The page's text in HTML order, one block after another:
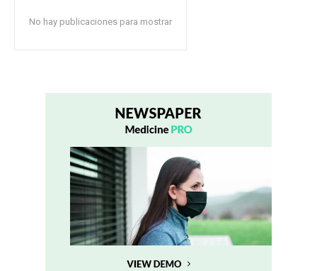
No hay publicaciones para mostrar